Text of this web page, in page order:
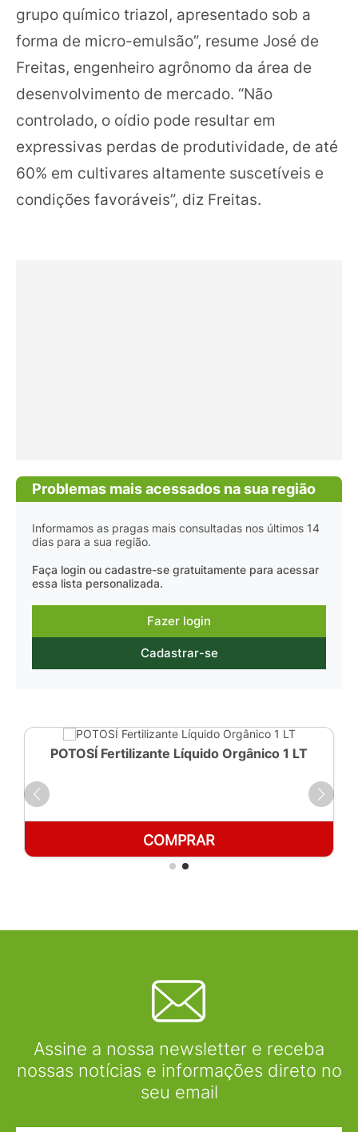
grupo químico triazol, apresentado sob a
forma de micro-emulsão”, resume José de
Freitas, engenheiro agrônomo da área de
desenvolvimento de mercado. “Não
controlado, o oídio pode resultar em
expressivas perdas de produtividade, de até
60% em cultivares altamente suscetíveis e
condições favoráveis”, diz Freitas.
Problemas mais acessados na sua região
Informamos as pragas mais consultadas nos últimos 14
dias para a sua região.
Faça login ou cadastre-se gratuitamente para acessar
essa lista personalizada.
Fazer login
Cadastrar-se
POTOSÍ Fertilizante Líquido Orgânico 1 LT
COMPRAR
Assine a nossa newsletter e receba
nossas notícias e informações direto no
seu email